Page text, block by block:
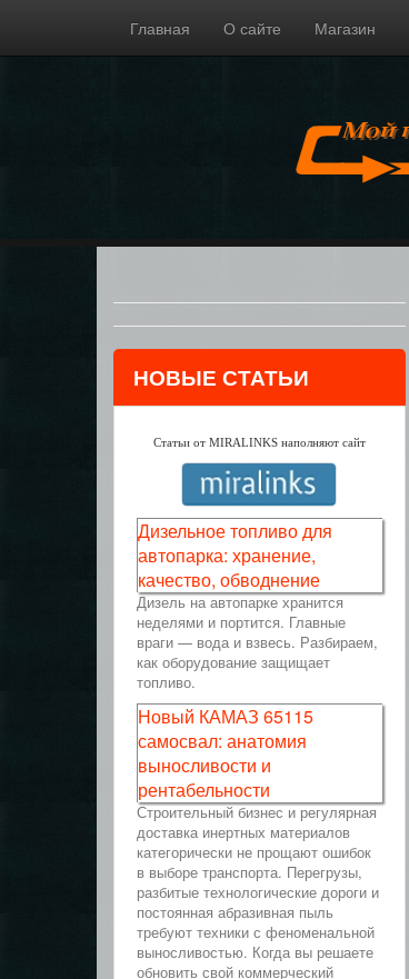
Главная О сайте Магазин
НОВЫЕ СТАТЬИ
Статьи от MIRALINKS наполняют сайт
Дизельное топливо для
автопарка: хранение,
качество, обводнение
Дизель на автопарке хранится
неделями и портится. Главные
враги — вода и взвесь. Разбираем,
как оборудование защищает
топливо.
Новый КАМАЗ 65115
самосвал: анатомия
выносливости и
рентабельности
Строительный бизнес и регулярная
доставка инертных материалов
категорически не прощают ошибок
в выборе транспорта. Перегрузы,
разбитые технологические дороги и
постоянная абразивная пыль
требуют техники с феноменальной
выносливостью. Когда вы решаете
обновить свой коммерческий